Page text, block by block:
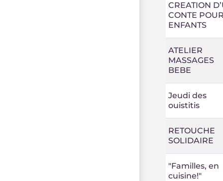
CREATION
CONTE
ENFANTS
ATELIER
MASSAGES
BEBE
Jeudi des
ouistitis
RETOUCHE
SOLIDAIRE
"Familles, en
cuisine!"